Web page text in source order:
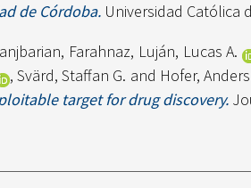
de Córdoba. Universidad Católica
Farahnaz, Luján, Lucas A.
, Svärd, Staffan G. and Hofer, Anders
target for drug discovery.